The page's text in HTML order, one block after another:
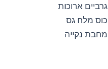
גרביים ארוכות
כוס מלח גס
מחבת נקייה